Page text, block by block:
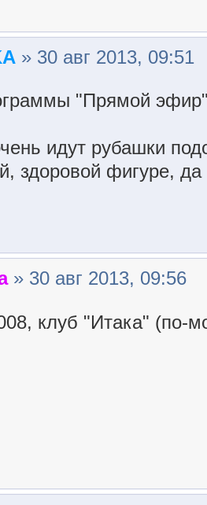
» 30 авг 2013, 09:51
"Прямой
идут рубашки
здоровой фигуре,
» 30 авг 2013, 09:56
клуб "Итака" (по-